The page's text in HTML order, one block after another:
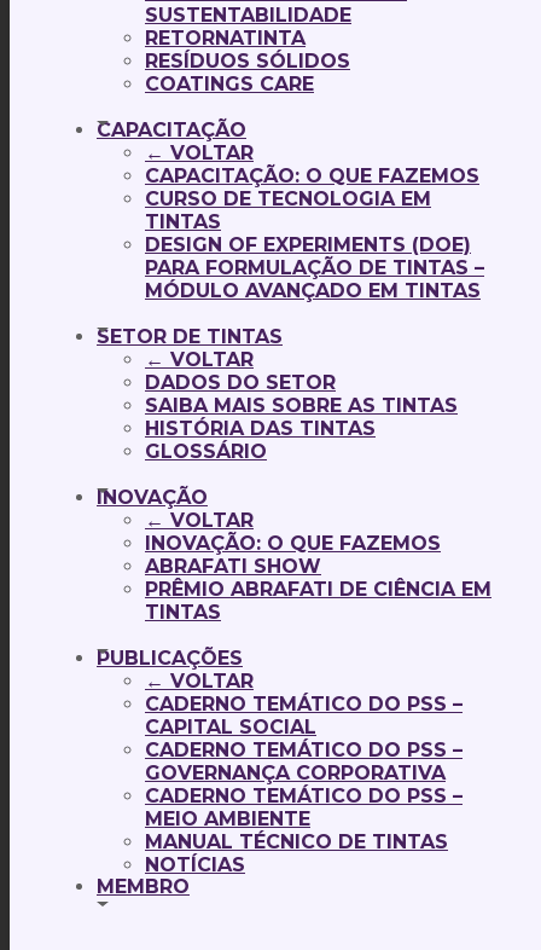
SUSTENTABILIDADE
RETORNATINTA
RESÍDUOS SÓLIDOS
COATINGS CARE
CAPACITAÇÃO
← VOLTAR
CAPACITAÇÃO: O QUE FAZEMOS
CURSO DE TECNOLOGIA EM
TINTAS
DESIGN OF EXPERIMENTS (DOE)
PARA FORMULAÇÃO DE TINTAS –
MÓDULO AVANÇADO EM TINTAS
SETOR DE TINTAS
← VOLTAR
DADOS DO SETOR
SAIBA MAIS SOBRE AS TINTAS
HISTÓRIA DAS TINTAS
GLOSSÁRIO
INOVAÇÃO
← VOLTAR
INOVAÇÃO: O QUE FAZEMOS
ABRAFATI SHOW
PRÊMIO ABRAFATI DE CIÊNCIA EM
TINTAS
PUBLICAÇÕES
← VOLTAR
CADERNO TEMÁTICO DO PSS –
CAPITAL SOCIAL
CADERNO TEMÁTICO DO PSS –
GOVERNANÇA CORPORATIVA
CADERNO TEMÁTICO DO PSS –
MEIO AMBIENTE
MANUAL TÉCNICO DE TINTAS
NOTÍCIAS
MEMBRO